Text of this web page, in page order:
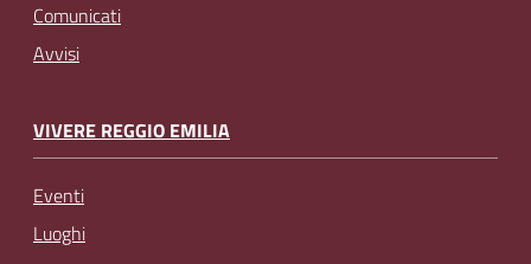
Comunicati
Avvisi
VIVERE REGGIO EMILIA
Eventi
Luoghi